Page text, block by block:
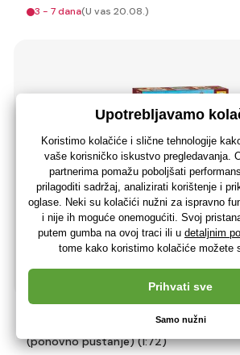
3 - 7 dana(U vas 20.08.)
Figurice Wargames (AoB) 8006 -
(ponovno puštanje) (1:72)